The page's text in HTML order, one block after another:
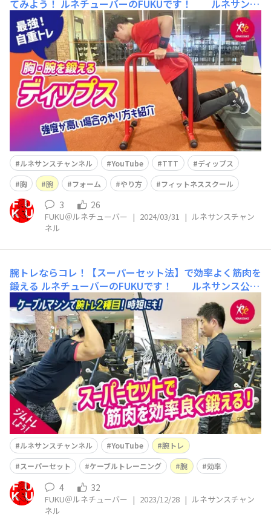
てみよう！ ルネチューバーのFUKUです！ ルネサンス
公式YouTube「ルネサンスチャンネル」を更新しました
(^^)/ 今回は 【胸・腕の筋トレ】イコライザーで
【ディップス】をやってみよう！ という内容です。
大人気フィットネススクールで実施される、イコライザー
というツールを使った ディップス
ルネサンスチャンネル YouTube TTT
ディップス
胸
腕 フォーム やり方 フィットネススクール
3 26
FUKU＠ルネチューバー | 2024/03/31 | ルネサンスチャン
ネル
腕トレならコレ！【スーパーセット法】で効率よく筋肉を
鍛える ルネチューバーのFUKUです！ ルネサンス公式
YouTube「ルネサンスチャンネル」を更新しました(^^)/
今回は 腕トレならコレ！【スーパーセット法】で
効率よく筋肉を鍛える という内容です。 自分
の中ではかなり効率のよいトレーニングだと感じてますの
でもしよかったら 皆さん是非お試
ルネサンスチャンネル YouTube
腕トレ
スーパーセット
ケーブルトレーニング 腕 効率
4 32
FUKU＠ルネチューバー | 2023/12/28 | ルネサンスチャン
ネル